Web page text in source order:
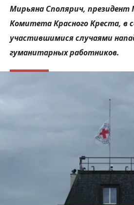
Мирьяна Сполярич, президент
Комитета Красного Креста, в
участившимися случаями
гуманитарных работников.